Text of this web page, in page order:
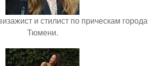
и стилист по прическам города
Тюмени.